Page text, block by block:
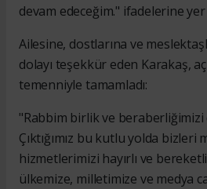
devam edeceğim." ifadelerine
Ailesine, dostlarına ve
dolayı teşekkür eden Karakaş,
temenniyle tamamladı:
"Rabbim birlik ve beraberliğimizi
Çıktığımız bu kutlu yolda bizleri
hizmetlerimizi hayırlı ve
ülkemize, milletimize ve medya